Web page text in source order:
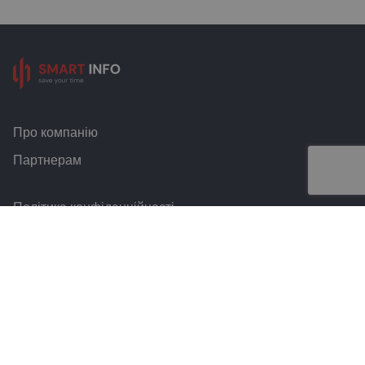
Про компанію
Партнерам
Політика конфіденційності